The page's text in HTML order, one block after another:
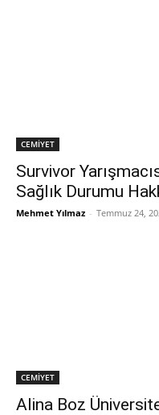
CEMİYET
Survivor
Sağlık Durumu
Mehmet Yılmaz - Temmuz 24,
CEMİYET
Alina Boz